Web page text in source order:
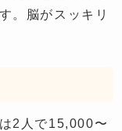
。脳がスッキリ
2人で15,000〜